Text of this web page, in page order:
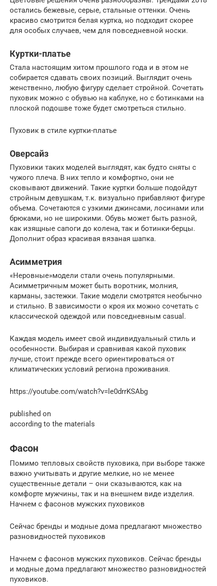
остались бежевые, серые, стальные оттенки. Очень
красиво смотрится белая куртка, но подходит скорее
для особых случаев, чем для повседневной носки.
Куртки-платье
Стала настоящим хитом прошлого года и в этом не
собирается сдавать своих позиций. Выглядит очень
женственно, любую фигуру сделает стройной. Сочетать
пуховик можно с обувью на каблуке, но с ботинками на
плоской подошве тоже будет смотреться стильно.
Пуховик в стиле куртки-платье
Оверсайз
Пуховики таких моделей выглядят, как будто сняты с
чужого плеча. В них тепло и комфортно, они не
сковывают движений. Такие куртки больше подойдут
стройным девушкам, т.к. визуально прибавляют фигуре
объема. Сочетаются с узкими джинсами, лосинами или
брюками, но не широкими. Обувь может быть разной,
как изящные сапоги до колена, так и ботинки-берцы.
Дополнит образ красивая вязаная шапка.
Асимметрия
«Неровные»модели стали очень популярными.
Асимметричным может быть воротник, молния,
карманы, застежки. Такие модели смотрятся необычно
и стильно. В зависимости о кроя их можно сочетать с
классической одеждой или повседневным сasual.
Каждая модель имеет свой индивидуальный стиль и
особенности. Выбирая и сравнивая какой пуховик
лучше, стоит прежде всего ориентироваться от
климатических условий региона проживания.
https://youtube.com/watch?v=le0drrKSAbg
published on
according to the materials
Фасон
Помимо тепловых свойств пуховика, при выборе также
важно учитывать и другие мелкие, но не менее
существенные детали – они сказываются, как на
комфорте мужчины, так и на внешнем виде изделия.
Начнем с фасонов мужских пуховиков
Сейчас бренды и модные дома предлагают множество
разновидностей пуховиков
Начнем с фасонов мужских пуховиков. Сейчас бренды
и модные дома предлагают множество разновидностей
пуховиков.